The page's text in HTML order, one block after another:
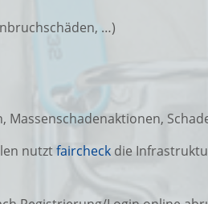
…)
Massenschadenaktionen,
nutztfaircheck die